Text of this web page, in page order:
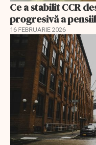
Ce a stabilit CCR
progresivă a
16 FEBRUARIE 2026